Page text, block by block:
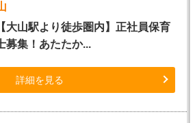
【大山駅より徒歩圏内】正社員保育
募集！あたたか...
詳細を見る